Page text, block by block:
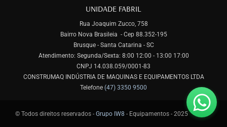
UNIDADE FABRIL
Rua Joaquim Zucco, 758
Bairro Nova Brasileia - Cep 88.352-195
Brusque - Santa Catarina - SC
Atendimento: Segunda/Sexta: 8:00 12:00 - 13:00 17:00
CNPJ 14.038.059/0001-83
CONSTRUMAQ INDÚSTRIA DE MAQUINAS E EQUIPAMENTOS LTDA
Telefone (47) 3350 9500
© Todos direitos reservados - Grupo IW8 - Equipamentos - 2025